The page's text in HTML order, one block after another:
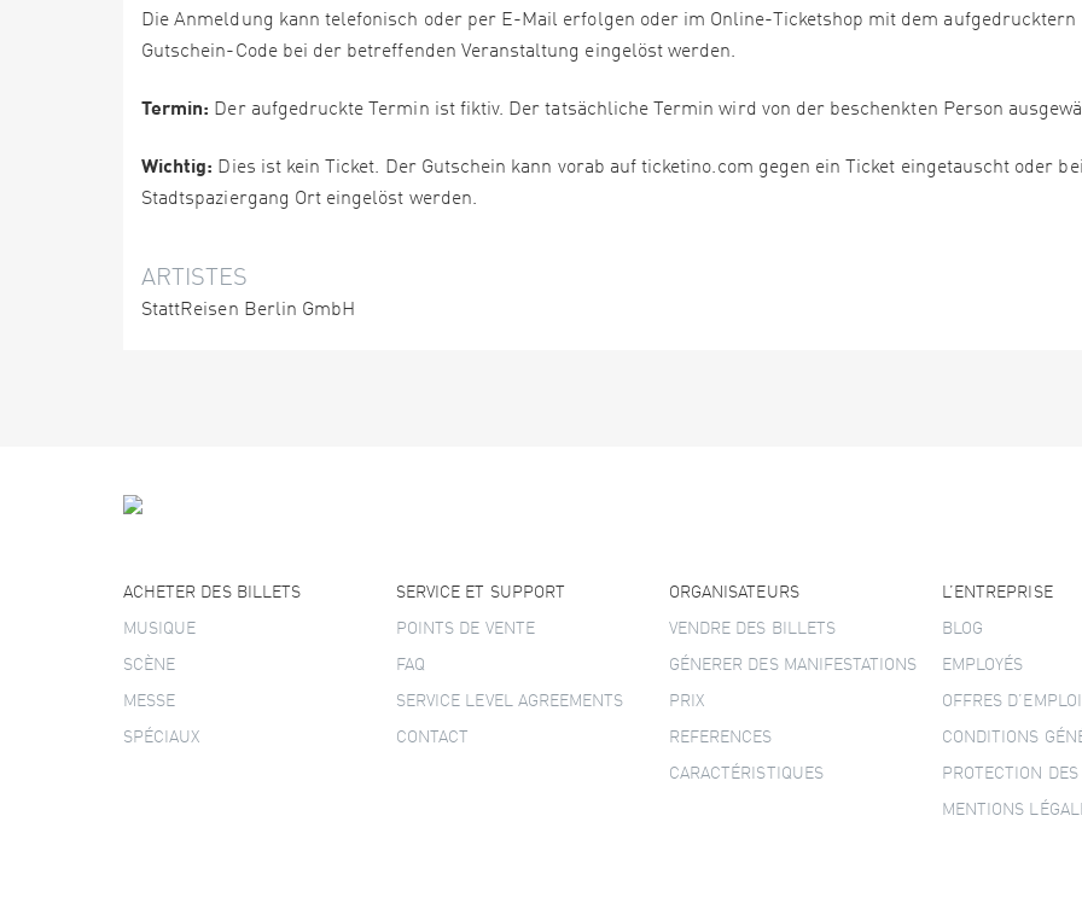
Die Anmeldung kann telefonisch oder per E-Mail erfolgen oder im Online-Ticketshop mit dem aufgedrucktern
Gutschein-Code bei der betreffenden Veranstaltung eingelöst werden.
Termin: Der aufgedruckte Termin ist fiktiv. Der tatsächliche Termin wird von der beschenkten Person
Wichtig: Dies ist kein Ticket. Der Gutschein kann vorab auf ticketino.com gegen ein Ticket eingetauscht oder
Stadtspaziergang Ort eingelöst werden.
ARTISTES
StattReisen Berlin GmbH
ACHETER DES BILLETS
MUSIQUE
SCÈNE
MESSE
SPÉCIAUX
SERVICE ET SUPPORT
POINTS DE VENTE
FAQ
SERVICE LEVEL AGREEMENTS
CONTACT
ORGANISATEURS
VENDRE DES BILLETS
GÉNERER DES MANIFESTATIONS
PRIX
REFERENCES
CARACTÉRISTIQUES
L’ENTREPRISE
BLOG
EMPLOYÉS
OFFRES D’EMPLOI
CONDITIONS
PROTECTION
MENTIONS